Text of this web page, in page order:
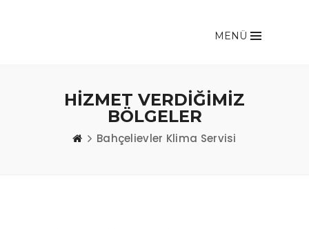
MENÜ
HİZMET VERDİĞİMİZ
BÖLGELER
Bahçelievler Klima Servisi